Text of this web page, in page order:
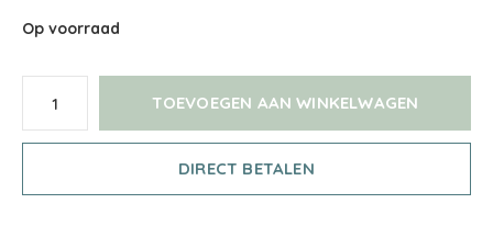
Op voorraad
TOEVOEGEN AAN WINKELWAGEN
DIRECT BETALEN